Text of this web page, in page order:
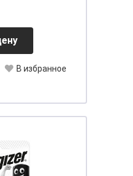
В избранное